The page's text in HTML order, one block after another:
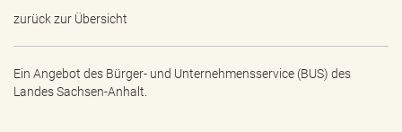
zurück zur Übersicht
Ein Angebot des Bürger- und Unternehmensservice (BUS) des
Landes Sachsen-Anhalt.